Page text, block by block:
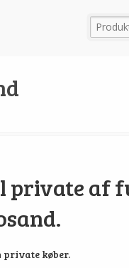
private af
køber.